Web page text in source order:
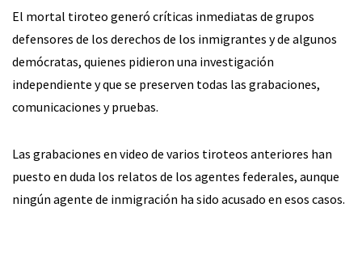
El mortal tiroteo generó críticas inmediatas de grupos
defensores de los derechos de los inmigrantes y de algunos
demócratas, quienes pidieron una investigación
independiente y que se preserven todas las grabaciones,
comunicaciones y pruebas.
Las grabaciones en video de varios tiroteos anteriores han
puesto en duda los relatos de los agentes federales, aunque
ningún agente de inmigración ha sido acusado en esos casos.